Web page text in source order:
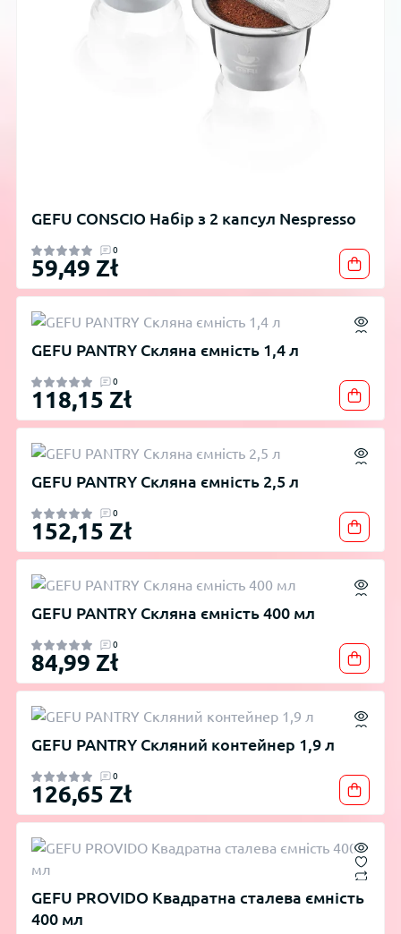
GEFU CONSCIO Набір з 2 капсул Nespresso
0
59,49 Zł
GEFU PANTRY Скляна ємність 1,4 л
0
118,15 Zł
GEFU PANTRY Скляна ємність 2,5 л
0
152,15 Zł
GEFU PANTRY Скляна ємність 400 мл
0
84,99 Zł
GEFU PANTRY Скляний контейнер 1,9 л
0
126,65 Zł
GEFU PROVIDO Квадратна сталева ємність
400 мл